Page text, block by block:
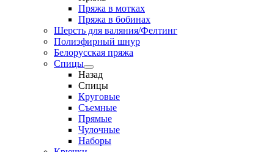
Пряжа в мотках
Пряжа в бобинах
Шерсть для валяния/Фелтинг
Полиэфирный шнур
Белорусская пряжа
Спицы
Назад
Спицы
Круговые
Съемные
Прямые
Чулочные
Наборы